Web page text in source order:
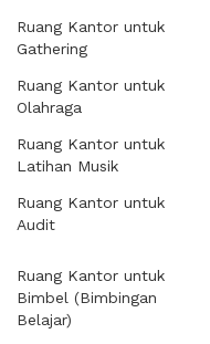
Ruang Kantor untuk
Gathering
Ruang Kantor untuk
Olahraga
Ruang Kantor untuk
Latihan Musik
Ruang Kantor untuk
Audit
Ruang Kantor untuk
Bimbel (Bimbingan
Belajar)